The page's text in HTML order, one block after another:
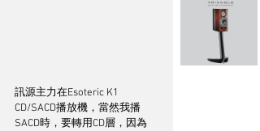
訊源主力在Esoteric K1
CD/SACD播放機，當然我播
SACD時，要轉用CD層，因為